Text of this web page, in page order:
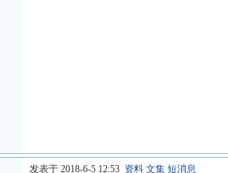
发表于 2018-6-5 12:53 资料 文集 短消息